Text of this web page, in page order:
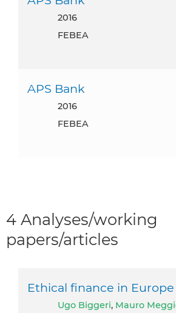
2016
FEBEA
APS Bank
2016
FEBEA
4 Analyses/working
papers/articles
Ethical finance in
Ugo Biggeri, Mauro